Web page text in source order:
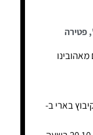
,פטירה
בארי ב-